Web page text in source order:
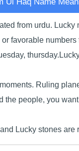
from urdu.
favorable
Ruling
the people, you
Lucky stones